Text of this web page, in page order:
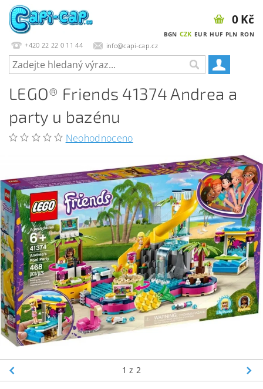
+420 22 22 0 11 44 info@capi-cap.cz
BGN CZK EUR HUF PLN RON
0 Kč
LEGO® Friends 41374 Andrea a
party u bazénu
Neohodnoceno
1 z 2